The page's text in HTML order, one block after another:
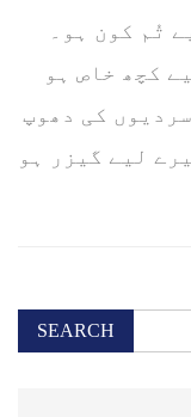
تُم کون ہو۔
کچھ خاص ہو
کی دھوپ
لیے گیزر ہو